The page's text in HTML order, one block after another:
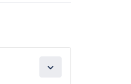
expand_more